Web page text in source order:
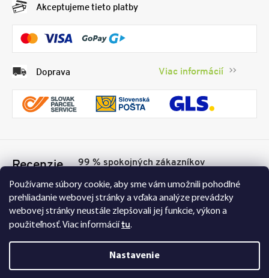
Používame súbory cookie, aby sme vám umožnili pohodlné
prehliadanie webovej stránky a vďaka analýze prevádzky
webovej stránky neustále zlepšovali jej funkcie, výkon a
použiteľnosť.Viac informáciítu.
Nastavenie
Akceptujeme tieto platby
Doprava Viac informácií
Recenzie 99 % spokojných zákazníkov